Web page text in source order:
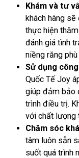
Khám và tư
khách hàng
thực hiện
đánh giá tình
niềng răng phù
Sử dụng
Quốc Tế Joy
giúp đảm bảo
trình điều trị.
với chất lượng
Chăm sóc
tâm luôn sẵn
suốt quá trình